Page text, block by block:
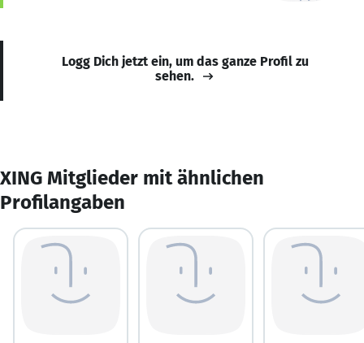
Logg Dich jetzt ein, um das ganze Profil zu
sehen.
XING Mitglieder mit ähnlichen
Profilangaben